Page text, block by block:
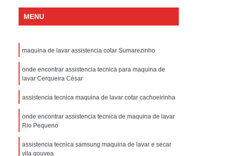
Portatil Philco
Ar Condicionado Portatil
Assistencia Tecnica Electrolux Geladeira
Tecnica Geladeira Electrolux
Electrolux Assistencia Tecnica Geladeira
Assistencia Tecnica de Refrigerador
Assistencia Tecnica Electrolux Refrigerador
MENU
maquina de lavar assistencia cotar Sumarezinho
onde encontrar assistencia tecnica para maquina de
lavar Cerqueira César
assistencia tecnica maquina de lavar cotar cachoeirinha
onde encontrar assistencia tecnica de maquina de lavar
Rio Pequeno
assistencia tecnica samsung maquina de lavar e secar
vila gouvea